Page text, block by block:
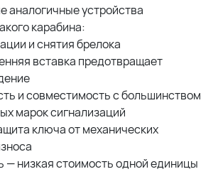
аналогичные устройства
карабина:
и снятия брелока
вставка предотвращает
и совместимость с большинством
марок сигнализаций
ключа от механических
— низкая стоимость одной единицы